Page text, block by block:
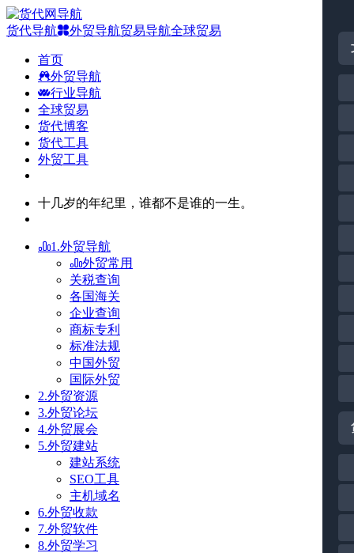
货代导航 外贸导航贸易导航全球贸易
首页
外贸导航
行业导航
全球贸易
货代博客
货代工具
外贸工具
十几岁的年纪里，谁都不是谁的一生。
1.外贸导航
外贸常用
关税查询
各国海关
企业查询
商标专利
标准法规
中国外贸
国际外贸
2.外贸资源
3.外贸论坛
4.外贸展会
5.外贸建站
建站系统
SEO工具
主机域名
6.外贸收款
7.外贸软件
8.外贸学习